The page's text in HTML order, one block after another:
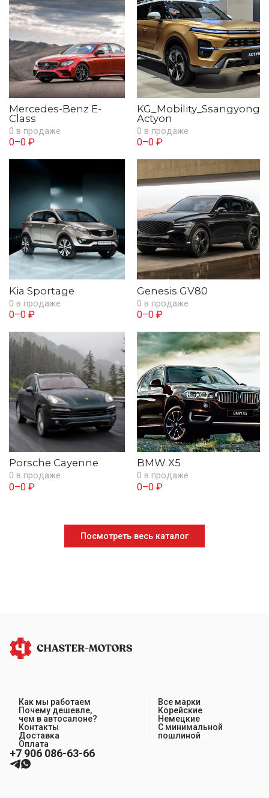
Mercedes-Benz E-
Class
0 в продаже
0–0 ₽
KG_Mobility_Ssangyong
Actyon
0 в продаже
0–0 ₽
Kia Sportage
0 в продаже
0–0 ₽
Genesis GV80
0 в продаже
0–0 ₽
Porsche Cayenne
0 в продаже
0–0 ₽
BMW X5
0 в продаже
0–0 ₽
Посмотреть весь каталог
Как мы работаем
Почему дешевле,
чем в автосалоне?
Контакты
Доставка
Оплата
Все марки
Корейские
Немецкие
С минимальной
пошлиной
+7 906 086-63-66